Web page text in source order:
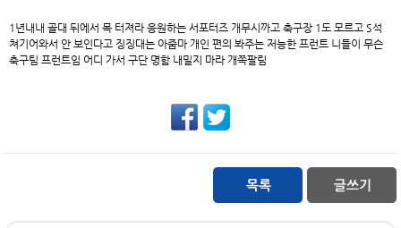
1년내내 골대 뒤에서 목 터져라 응원하는 서포터즈 개무시까고 축구장 1도 모르고 S석
쳐기어와서 안 보인다고 징징대는 아줌마 개인 편의 봐주는 저능한 프런트 니들이 무슨
축구팀 프런트임 어디 가서 구단 명함 내밀지 마라 개쪽팔림